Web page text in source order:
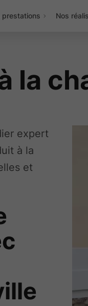
prestations Nos
la
expert
à la
et